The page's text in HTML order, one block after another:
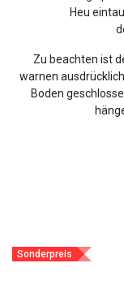
Heu
Zu beachten ist
warnen
Boden
Sonderpreis